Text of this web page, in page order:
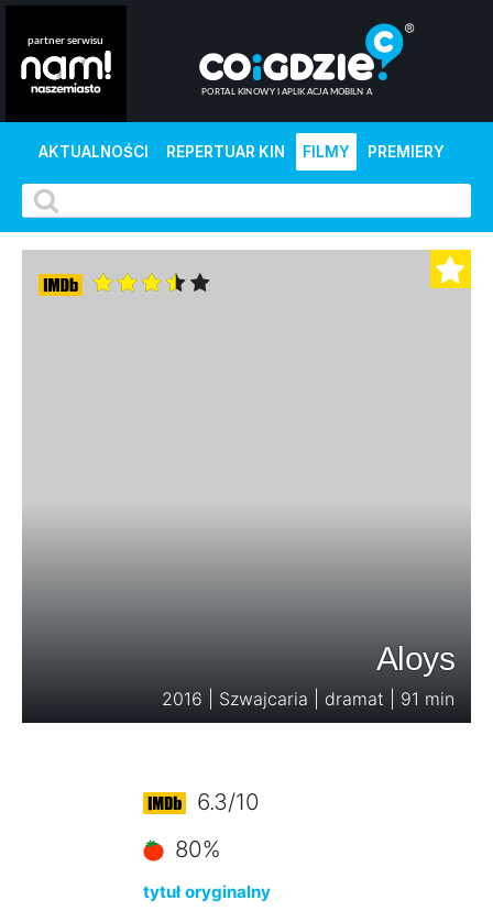
AKTUALNOŚCI REPERTUAR KIN FILMY PREMIERY
Aloys
2016 | Szwajcaria | dramat | 91 min
6.3/10
80%
tytuł oryginalny